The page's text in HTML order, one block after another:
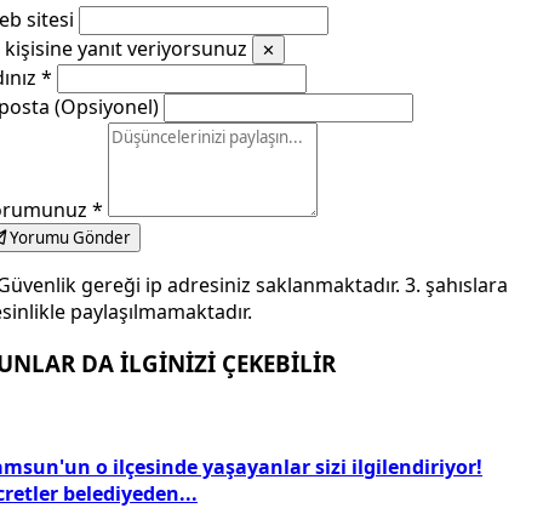
sitesi
kişisine yanıt veriyorsunuz
✕
*
(Opsiyonel)
*
Yorumu Gönder
gereği ip adresiniz saklanmaktadır. 3. şahıslara
paylaşılmamaktadır.
DA İLGİNİZİ ÇEKEBİLİR
o ilçesinde yaşayanlar sizi ilgilendiriyor!
belediyeden...